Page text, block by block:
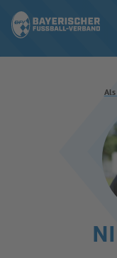
ERGEBNISSE &
SPIELBETRIEB &
AUSBILDUNG &